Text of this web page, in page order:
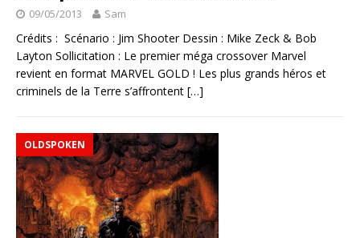
09/05/2013 Sam
Crédits : Scénario : Jim Shooter Dessin : Mike Zeck & Bob
Layton Sollicitation : Le premier méga crossover Marvel
revient en format MARVEL GOLD ! Les plus grands héros et
criminels de la Terre s’affrontent […]
OLDSPOKEN